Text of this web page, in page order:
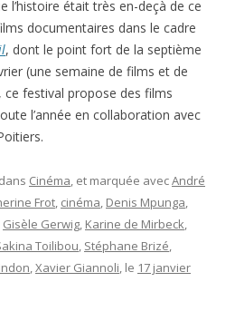
l’histoire était très en-deçà de ce
documentaires dans le cadre
, dont le point fort de la septième
(une semaine de films et de
festival propose des films
l’année en collaboration avec
Cinéma, et marquée avecAndré
Frot, cinéma, Denis Mpunga,
Gisèle Gerwig, Karine de Mirbeck,
Toilibou, Stéphane Brizé,
,Xavier Giannoli, le 17 janvier